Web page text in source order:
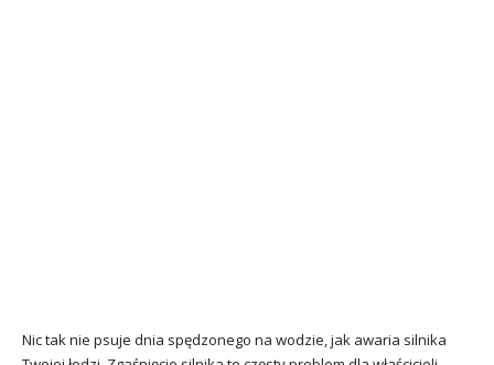
Nic tak nie psuje dnia spędzonego na wodzie, jak awaria silnika